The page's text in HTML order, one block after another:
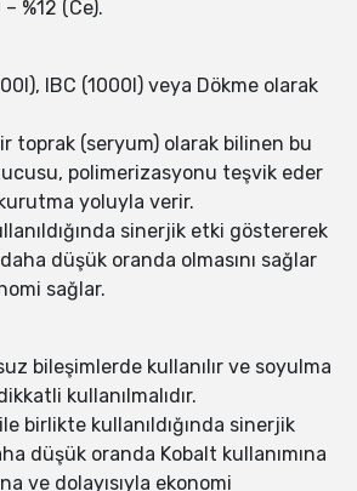
%12 (Ce).
IBC (1000l) veya Dökme olarak
toprak (seryum) olarak bilinen bu
polimerizasyonu teşvik eder
yoluyla verir.
sinerjik etki göstererek
düşük oranda olmasını sağlar
sağlar.
bileşimlerde kullanılır ve soyulma
kullanılmalıdır.
birlikte kullanıldığında sinerjik
düşük oranda Kobalt kullanımına
ve dolayısıyla ekonomi